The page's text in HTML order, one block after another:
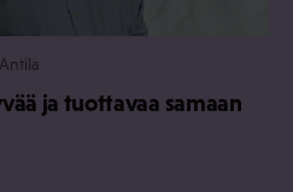
ja tuottavaa samaan